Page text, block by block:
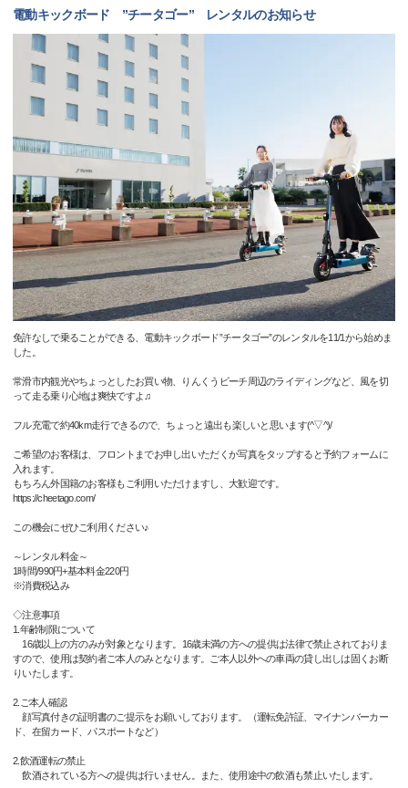
電動キックボード ”チータゴー” レンタルのお知らせ
免許なしで乗ることができる、電動キックボード”チータゴー”のレンタルを11/1から始めま
した。
常滑市内観光やちょっとしたお買い物、りんくうビーチ周辺のライディングなど、風を切
って走る乗り心地は爽快ですよ♫
フル充電で約40km走行できるので、ちょっと遠出も楽しいと思います(^▽^)/
ご希望のお客様は、フロントまでお申し出いただくか写真をタップすると予約フォームに
入れます。
もちろん外国籍のお客様もご利用いただけますし、大歓迎です。
https://cheetago.com/
この機会にぜひご利用ください♪
～レンタル料金～
1時間/990円+基本料金220円
※消費税込み
◇注意事項
1.年齢制限について
16歳以上の方のみが対象となります。16歳未満の方への提供は法律で禁止されておりま
すので、使用は契約者ご本人のみとなります。ご本人以外への車両の貸し出しは固くお断
りいたします。
2.ご本人確認
顔写真付きの証明書のご提示をお願いしております。（運転免許証、マイナンバーカー
ド、在留カード、パスポートなど）
2.飲酒運転の禁止
飲酒されている方への提供は行いません。また、使用途中の飲酒も禁止いたします。